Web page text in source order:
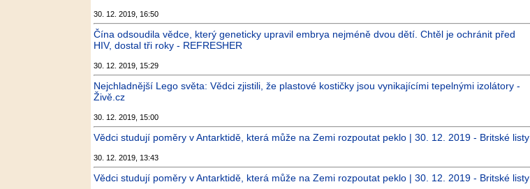
30. 12. 2019, 16:50
Čína odsoudila vědce, který geneticky upravil embrya nejméně dvou dětí. Chtěl je ochránit před
HIV, dostal tři roky - REFRESHER
30. 12. 2019, 15:29
Nejchladnější Lego světa: Vědci zjistili, že plastové kostičky jsou vynikajícími tepelnými izolátory -
Živě.cz
30. 12. 2019, 15:00
Vědci studují poměry v Antarktidě, která může na Zemi rozpoutat peklo | 30. 12. 2019 - Britské listy
30. 12. 2019, 13:43
Vědci studují poměry v Antarktidě, která může na Zemi rozpoutat peklo | 30. 12. 2019 - Britské listy